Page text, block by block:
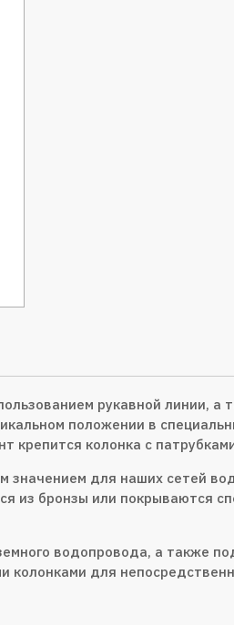
рукавной линии, а
положении в
крепится колонка с
для наших сетей
из бронзы или покрываются
водопровода, а также
колонками для